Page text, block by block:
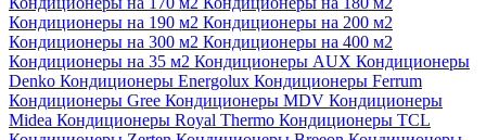
Кондиционеры на 190 м2 Кондиционеры на 200 м2
Кондиционеры на 300 м2 Кондиционеры на 400 м2
Кондиционеры на 35 м2 Кондиционеры AUX Кондиционеры
Denko Кондиционеры Energolux Кондиционеры Ferrum
Кондиционеры Gree Кондиционеры MDV Кондиционеры
Midea Кондиционеры Royal Thermo Кондиционеры TCL